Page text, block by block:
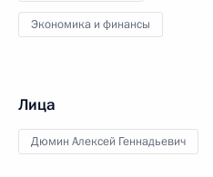
Экономика и финансы
Лица
Дюмин Алексей Геннадьевич